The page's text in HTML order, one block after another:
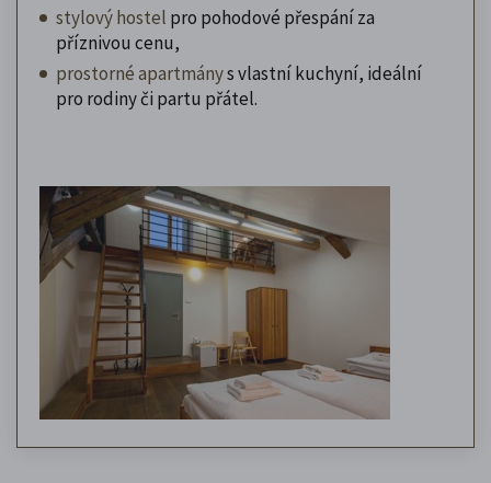
stylový hostel pro pohodové přespání za
příznivou cenu,
prostorné apartmánys vlastní kuchyní, ideální
pro rodiny či partu přátel.